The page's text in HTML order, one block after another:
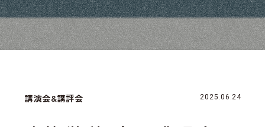
講演会&講評会 2025.06.24